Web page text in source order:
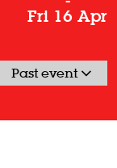
Fri 16 Apr
Past event